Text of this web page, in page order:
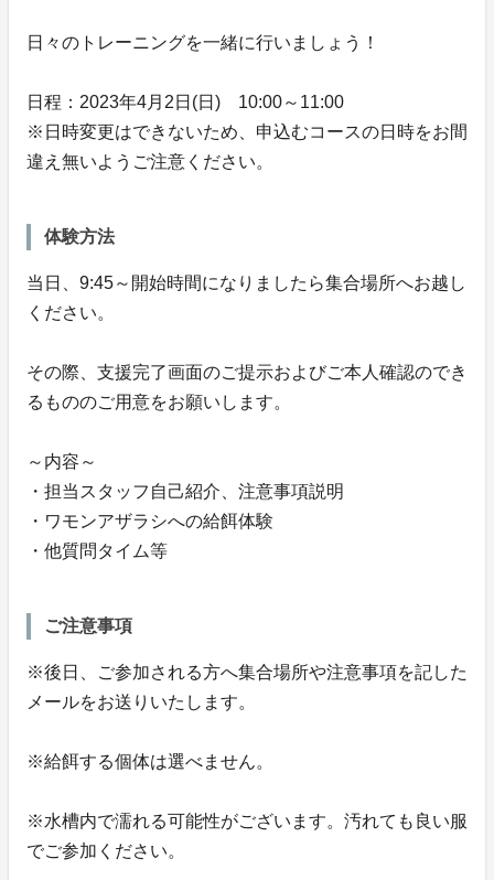
日々のトレーニングを一緒に行いましょう！
日程：2023年4月2日(日) 10:00～11:00
※日時変更はできないため、申込むコースの日時をお間
違え無いようご注意ください。
体験方法
当日、9:45～開始時間になりましたら集合場所へお越し
ください。
その際、支援完了画面のご提示およびご本人確認のでき
るもののご用意をお願いします。
～内容～
・担当スタッフ自己紹介、注意事項説明
・ワモンアザラシへの給餌体験
・他質問タイム等
ご注意事項
※後日、ご参加される方へ集合場所や注意事項を記した
メールをお送りいたします。
※給餌する個体は選べません。
※水槽内で濡れる可能性がございます。汚れても良い服
でご参加ください。